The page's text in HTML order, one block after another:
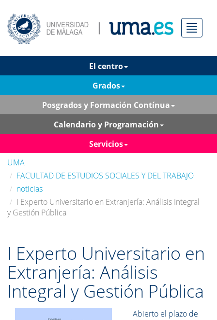
Menú
El centro
Grados
Posgrados y Formación Contínua
Calendario y Programación
Servicios
UMA
FACULTAD DE ESTUDIOS SOCIALES Y DEL TRABAJO
noticias
I Experto Universitario en Extranjería: Análisis Integral
y Gestión Pública
I Experto Universitario en
Extranjería: Análisis
Integral y Gestión Pública
Abierto el plazo de